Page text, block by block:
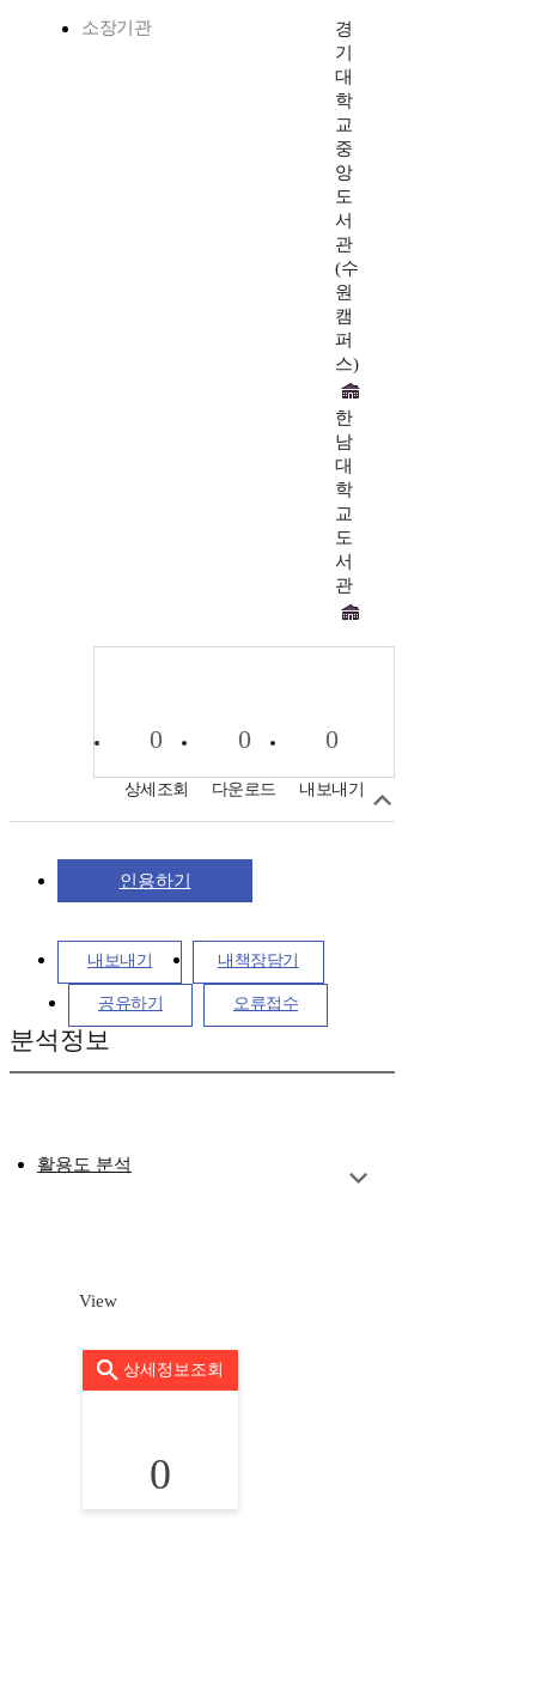
소장기관
경
기
대
학
교
중
앙
도
서
관
(수
원
캠
퍼
스)
한
남
대
학
교
도
서
관
0
상세조회
0
다운로드
0
내보내기
인용하기
내보내기 내책장담기
공유하기 오류접수
분석정보
활용도 분석
View
상세정보조회
0